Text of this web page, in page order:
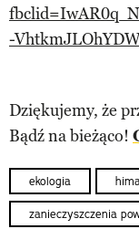
-
Dziękujemy, że
Bądź na bieżąco!
ekologia
zanieczyszczenia